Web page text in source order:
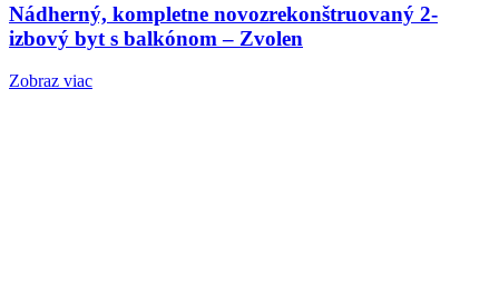
Nádherný, kompletne novozrekonštruovaný 2-
izbový byt s balkónom – Zvolen
Zobraz viac